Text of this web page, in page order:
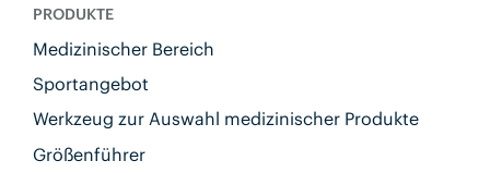
PRODUKTE
Medizinischer Bereich
Sportangebot
Werkzeug zur Auswahl medizinischer Produkte
Größenführer